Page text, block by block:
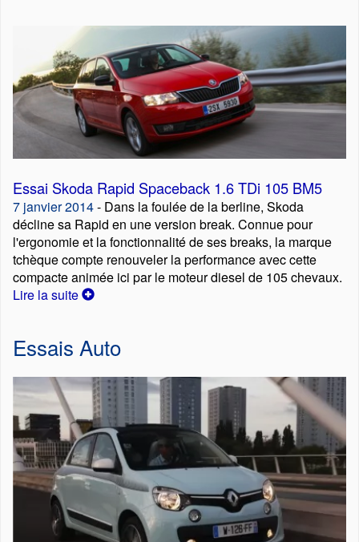
Essai Skoda Rapid Spaceback 1.6 TDi 105 BM5
7 janvier 2014- Dans la foulée de la berline, Skoda
décline sa Rapid en une version break. Connue pour
l'ergonomie et la fonctionnalité de ses breaks, la marque
tchèque compte renouveler la performance avec cette
compacte animée ici par le moteur diesel de 105 chevaux.
Lire la suite
Essais Auto